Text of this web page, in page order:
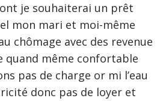
je souhaiterai un prêt
mon mari et moi-même
chômage avec des revenue
quand même confortable
pas de charge or mi l’eau
donc pas de loyer et